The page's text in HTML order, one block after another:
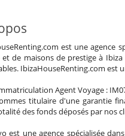
est une agence
et de maisons de prestige à
IbizaHouseRenting.com est
Agent Voyage :
titulaire d'une garantie
des fonds déposés par nos
est une agence spécialisée